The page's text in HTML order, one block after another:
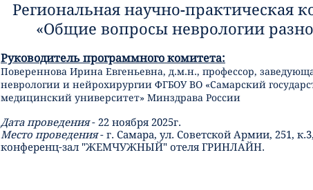
Региональная научно-практическая
«Общие вопросы неврологии
Руководитель программного комитета:
Повереннова Ирина Евгеньевна, д.м.н., профессор,
неврологии и нейрохирургии ФГБОУ ВО «Самарский
медицинский университет» Минздрава России
Дата проведения- 22 ноября 2025г.
Место проведения- г. Самара, ул. Советской Армии, 251, к.3,
конференц-зал "ЖЕМЧУЖНЫЙ" отеля ГРИНЛАЙН.